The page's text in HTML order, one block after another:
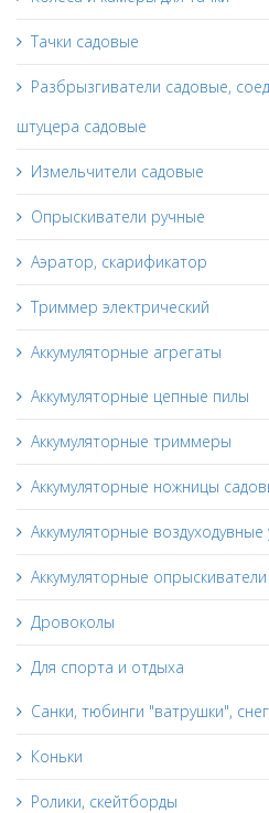
Тачки садовые
Разбрызгиватели садовые,
штуцера садовые
Измельчители садовые
Опрыскиватели ручные
Аэратор, скарификатор
Триммер электрический
Аккумуляторные агрегаты
Аккумуляторные цепные пилы
Аккумуляторные триммеры
Аккумуляторные ножницы
Аккумуляторные воздуходувные
Аккумуляторные опрыскиватели
Дровоколы
Для спорта и отдыха
Санки, тюбинги "ватрушки",
Коньки
Ролики, скейтборды